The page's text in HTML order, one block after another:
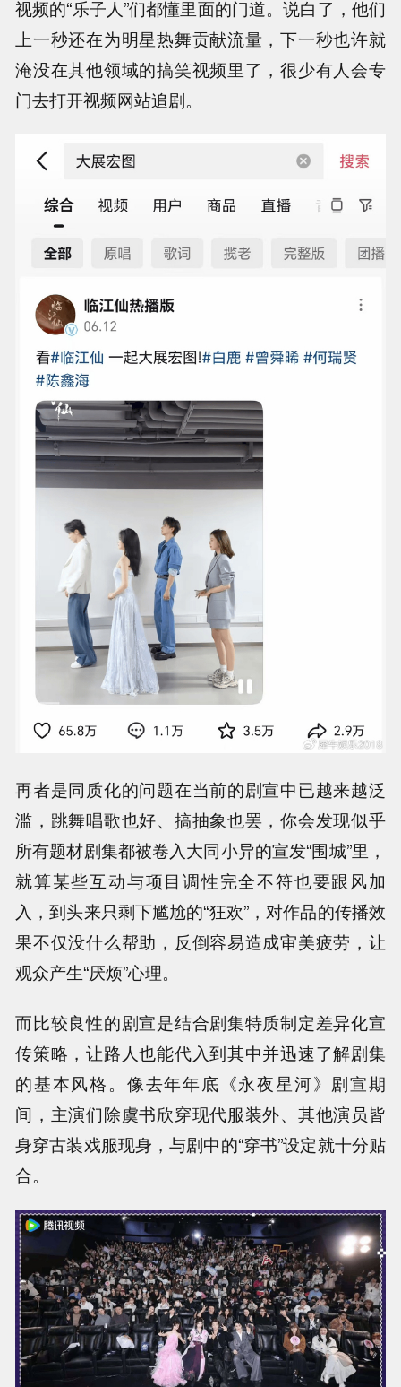
视频的“乐子人”们都懂里面的门道。说白了，他们
上一秒还在为明星热舞贡献流量，下一秒也许就
淹没在其他领域的搞笑视频里了，很少有人会专
门去打开视频网站追剧。
再者是同质化的问题在当前的剧宣中已越来越泛
滥，跳舞唱歌也好、搞抽象也罢，你会发现似乎
所有题材剧集都被卷入大同小异的宣发“围城”里，
就算某些互动与项目调性完全不符也要跟风加
入，到头来只剩下尴尬的“狂欢”，对作品的传播效
果不仅没什么帮助，反倒容易造成审美疲劳，让
观众产生“厌烦”心理。
而比较良性的剧宣是结合剧集特质制定差异化宣
传策略，让路人也能代入到其中并迅速了解剧集
的基本风格。像去年年底《永夜星河》剧宣期
间，主演们除虞书欣穿现代服装外、其他演员皆
身穿古装戏服现身，与剧中的“穿书”设定就十分贴
合。